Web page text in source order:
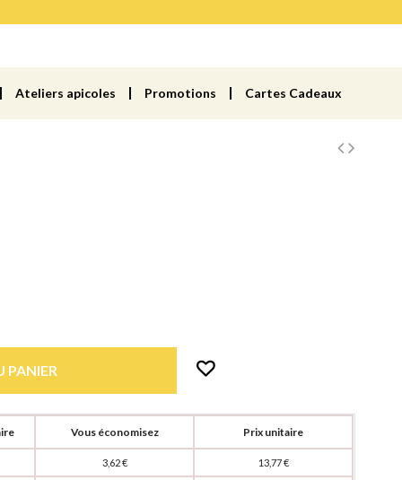
Ateliers apicoles Promotions Cartes Cadeaux
PANIER
Vous économisez Prix unitaire
3,62 € 13,77 €